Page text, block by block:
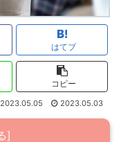
はてブ
コピー
2023.05.05 2023.05.03